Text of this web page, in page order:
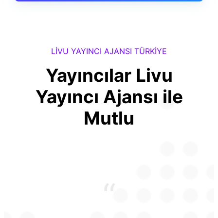
LİVU YAYINCI AJANSI TÜRKİYE
Yayıncılar Livu
Yayıncı Ajansı ile
Mutlu